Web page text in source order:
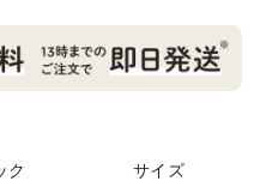
ク サイズ